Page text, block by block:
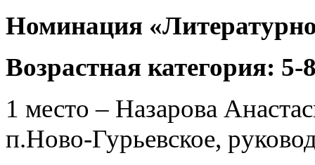
Номинация
Возрастная категория: 5-
1 место – Назарова
п.Ново-Гурьевское,